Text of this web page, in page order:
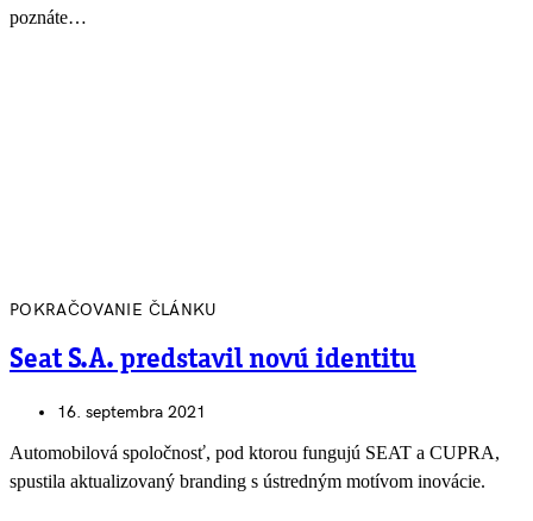
poznáte…
POKRAČOVANIE ČLÁNKU
Seat S.A. predstavil novú identitu
16. septembra 2021
Automobilová spoločnosť, pod ktorou fungujú SEAT a CUPRA,
spustila aktualizovaný branding s ústredným motívom inovácie.